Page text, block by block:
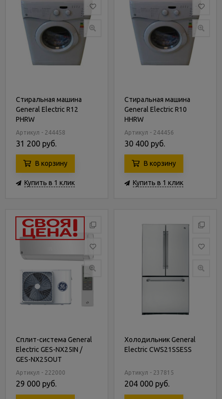
Стиральная машина
General Electric R12
PHRW
Артикул - 244458
31 200 руб.
В корзину
Купить в 1 клик
Стиральная машина
General Electric R10
HHRW
Артикул - 244456
30 400 руб.
В корзину
Купить в 1 клик
Сплит-система General
Electric GES-NX25IN /
GES-NX25OUT
Артикул - 222000
29 000 руб.
Холодильник General
Electric CWS21SSESS
Артикул - 237815
204 000 руб.